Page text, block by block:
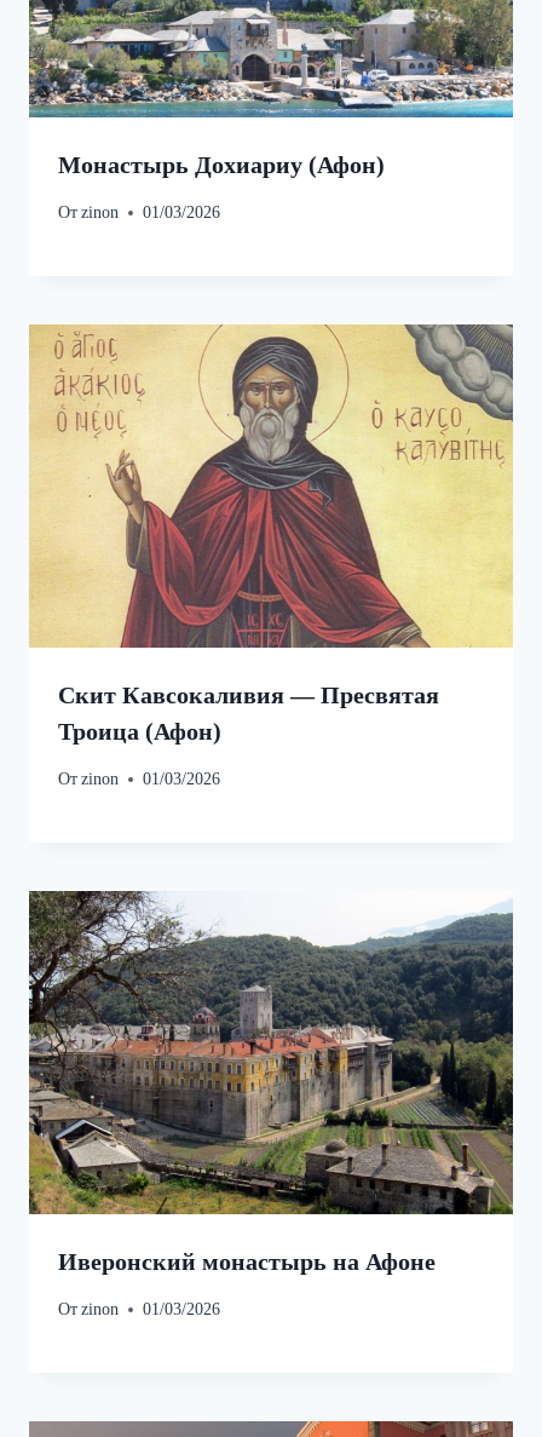
Монастырь Дохиариу (Афон)
Отzinon 01/03/2026
Скит Кавсокаливия — Пресвятая
Троица (Афон)
Отzinon 01/03/2026
Иверонский монастырь на Афоне
Отzinon 01/03/2026